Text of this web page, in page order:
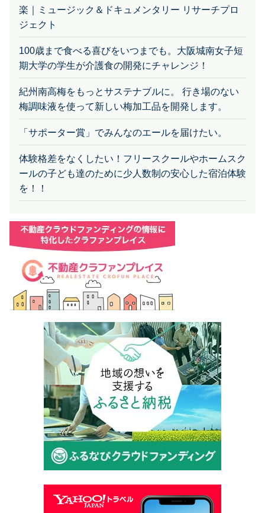
楽｜ミュージック＆ドキュメンタリー リサーチプロ
ジェクト
100歳まで食べる喜びをいつまでも。大阪城南女子短
期大学の学生が介護食の開発にチャレンジ！
紀州南高梅をもっとサステナブルに。 行き場のない
梅調味液を使って新しい梅加工品を開発します。
「サポーター賞」でみんなのエールを届けたい。
体験格差をなくしたい！フリースクールやホームスク
ールの子ども達のために少人数制の安心した宿泊体験
を！！